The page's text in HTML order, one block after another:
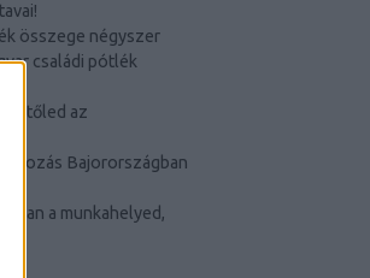
összege négyszer
családi pótlék
tőled az
Bajorországban
van a munkahelyed,